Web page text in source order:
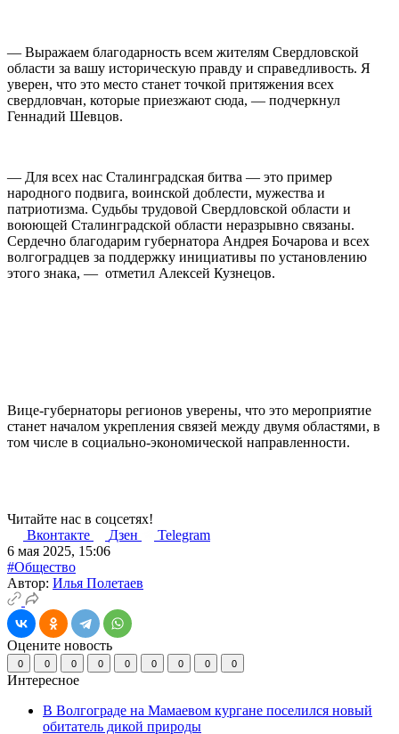
— Выражаем благодарность всем жителям Свердловской
области за вашу историческую правду и справедливость. Я
уверен, что это место станет точкой притяжения всех
свердловчан, которые приезжают сюда, — подчеркнул
Геннадий Шевцов.
— Для всех нас Сталинградская битва — это пример
народного подвига, воинской доблести, мужества и
патриотизма. Судьбы трудовой Свердловской области и
воюющей Сталинградской области неразрывно связаны.
Сердечно благодарим губернатора Андрея Бочарова и всех
волгоградцев за поддержку инициативы по установлению
этого знака, — отметил Алексей Кузнецов.
Вице-губернаторы регионов уверены, что это мероприятие
станет началом укрепления связей между двумя областями, в
том числе в социально-экономической направленности.
Читайте нас в соцсетях!
Вконтакте
Дзен
Telegram
6 мая 2025, 15:06
#Общество
Автор: Илья Полетаев
Оцените новость
0 0 0 0 0 0 0 0 0
Интересное
В Волгограде на Мамаевом кургане поселился новый
обитатель дикой природы